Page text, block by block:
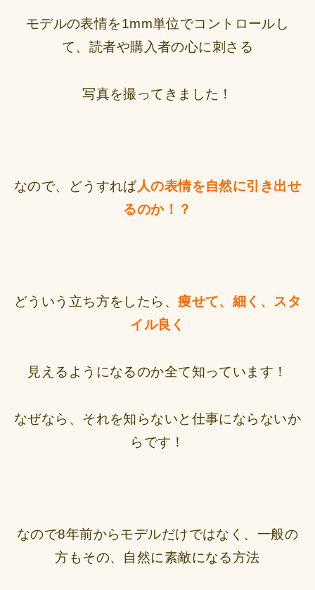
モデルの表情を1mm単位でコントロールし
て、読者や購入者の心に刺さる
写真を撮ってきました！
なので、どうすれば人の表情を自然に引き出せ
るのか！？
どういう立ち方をしたら、痩せて、細く、スタ
イル良く
見えるようになるのか全て知っています！
なぜなら、それを知らないと仕事にならないか
らです！
なので8年前からモデルだけではなく、一般の
方もその、自然に素敵になる方法